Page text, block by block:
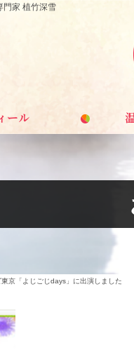
門家 植竹深雪
ール
東京「よじごじdays」に出演しました